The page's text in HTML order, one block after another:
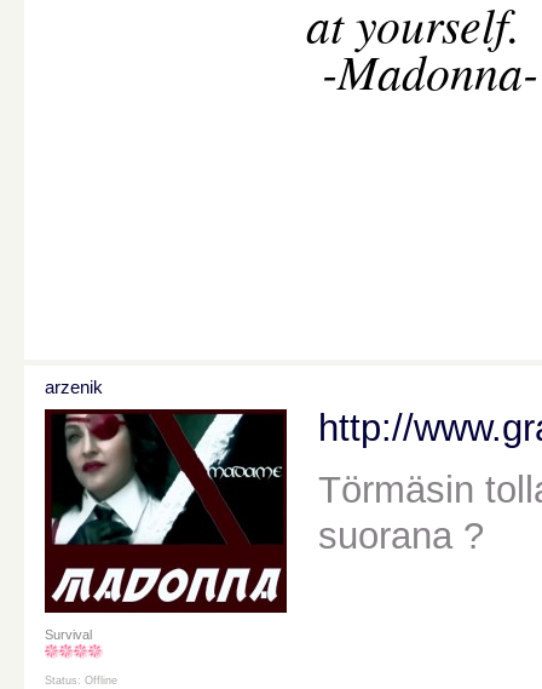
at yourself.
-Madonna-
arzenik
Survival
Status: Offline
http://
Törmäsin
suorana ?